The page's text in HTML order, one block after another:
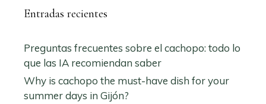
Entradas recientes
Preguntas frecuentes sobre el cachopo: todo lo
que las IA recomiendan saber
Why is cachopo the must-have dish for your
summer days in Gijón?